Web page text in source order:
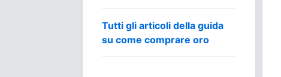
Tutti gli articoli della guida
su come comprare oro